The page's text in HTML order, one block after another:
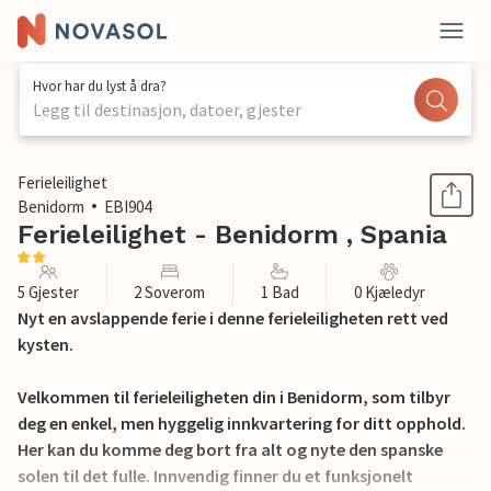
Hvor har du lyst å dra?
Legg til destinasjon, datoer, gjester
1 / 16
Ferieleilighet
Benidorm
EBI904
Ferieleilighet - Benidorm , Spania
5 Gjester 2 Soverom 1 Bad 0 Kjæledyr
Nyt en avslappende ferie i denne ferieleiligheten rett ved
kysten.
Velkommen til ferieleiligheten din i Benidorm, som tilbyr
deg en enkel, men hyggelig innkvartering for ditt opphold.
Her kan du komme deg bort fra alt og nyte den spanske
solen til det fulle. Innvendig finner du et funksjonelt